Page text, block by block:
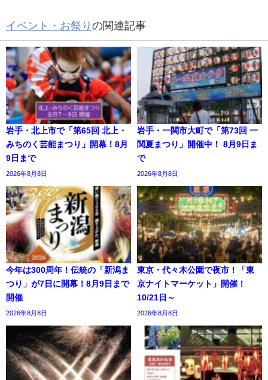
イベント・お祭り の関連記事
岩手・北上市で「第65回 北上・
みちのく芸能まつり」開幕！8月
9日まで
2026年8月8日
岩手・一関市大町で「第73回 一
関夏まつり」開催中！ 8月9日ま
で
2026年8月8日
今年は300周年！伝統の「新潟ま
つり」が7日に開幕！8月9日まで
開催
2026年8月8日
東京・代々木公園で夜市！「東
京ナイトマーケット」開催！
10/21日～
2026年8月8日